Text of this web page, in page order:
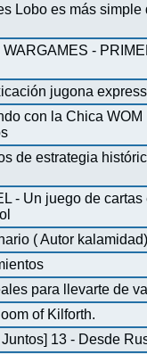
Lobo es más simple
WARGAMES -
jugona express
con la Chica WOM
de estrategia
- Un juego de
( Autor
para llevarte de
of Kilforth.
13 - Desde